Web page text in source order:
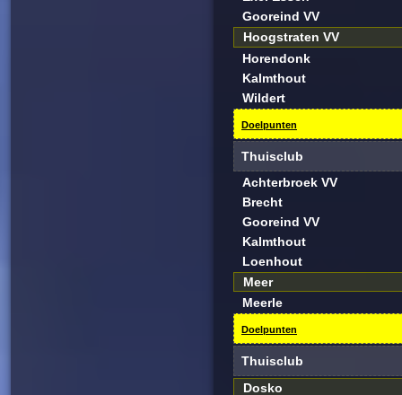
Gooreind VV
Hoogstraten VV
Horendonk
Kalmthout
Wildert
Doelpunten
Thuisclub
Achterbroek VV
Brecht
Gooreind VV
Kalmthout
Loenhout
Meer
Meerle
Doelpunten
Thuisclub
Dosko